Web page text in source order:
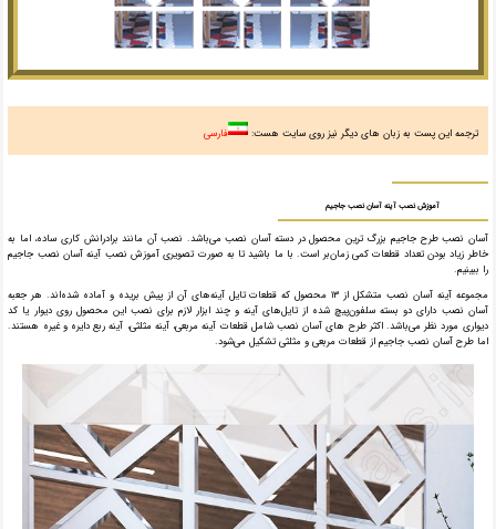
ترجمه این پست به زبان های دیگر نیز روی سایت هست: فارسی
آموزش نصب آینه آسان نصب جاجیم
آسان نصب طرح جاجیم بزرگ ترین محصول در دسته آسان نصب می‌باشد. نصب آن مانند برادرانش کاری ساده، اما به
خاطر زیاد بودن تعداد قطعات کمی زمان‌بر است. با ما باشید تا به صورت تصویری آموزش نصب آینه آسان نصب جاجیم
را ببینیم.
مجموعه آینه آسان نصب متشکل از ۱۳ محصول که قطعات تایل آینه‌های آن از پیش بریده و آماده شده‌اند. هر جعبه
آسان نصب دارای دو بسته سلفون‌پیچ شده از تایل‌های آینه و چند ابزار لازم برای نصب این محصول روی دیوار یا کد
دیواری مورد نظر می‌باشد. اکثر طرح های آسان نصب شامل قطعات آینه مربعی، آینه مثلثی، آینه ربع دایره و غیره هستند.
اما طرح آسان نصب جاجیم از قطعات مربعی و مثلثی تشکیل می‌شود.